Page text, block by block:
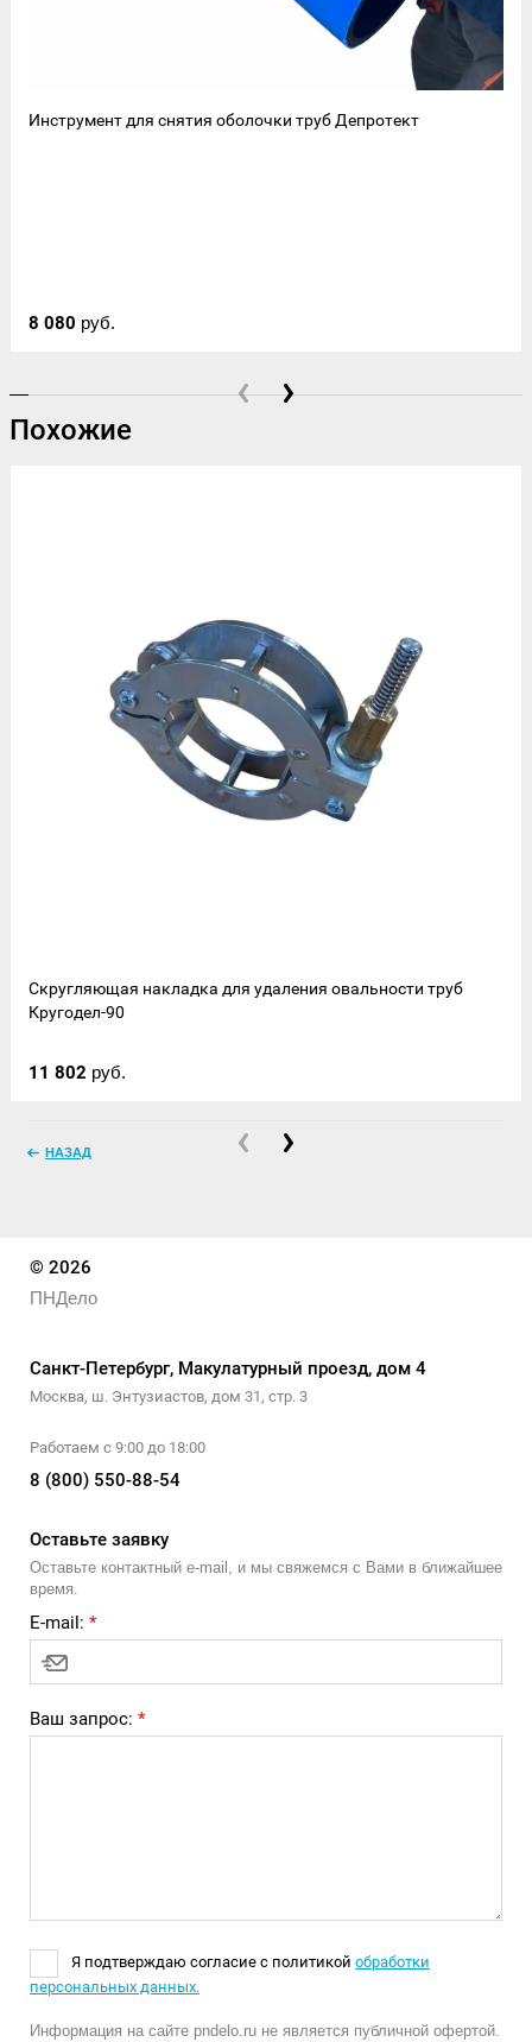
Инструмент для снятия оболочки труб Депротект
8 080 руб.
Похожие
Скругляющая накладка для удаления овальности труб
Кругодел-90
11 802 руб.
НАЗАД
© 2026
ПНДело
Санкт-Петербург, Макулатурный проезд, дом 4
Москва, ш. Энтузиастов, дом 31, стр. 3
Работаем с 9:00 до 18:00
8 (800) 550-88-54
Оставьте заявку
Оставьте контактный e-mail, и мы свяжемся с Вами в ближайшее
время.
E-mail: *
Ваш запрос: *
Я подтверждаю согласие с политикой обработки
персональных данных.
Информация на сайте pndelo.ru не является публичной офертой.